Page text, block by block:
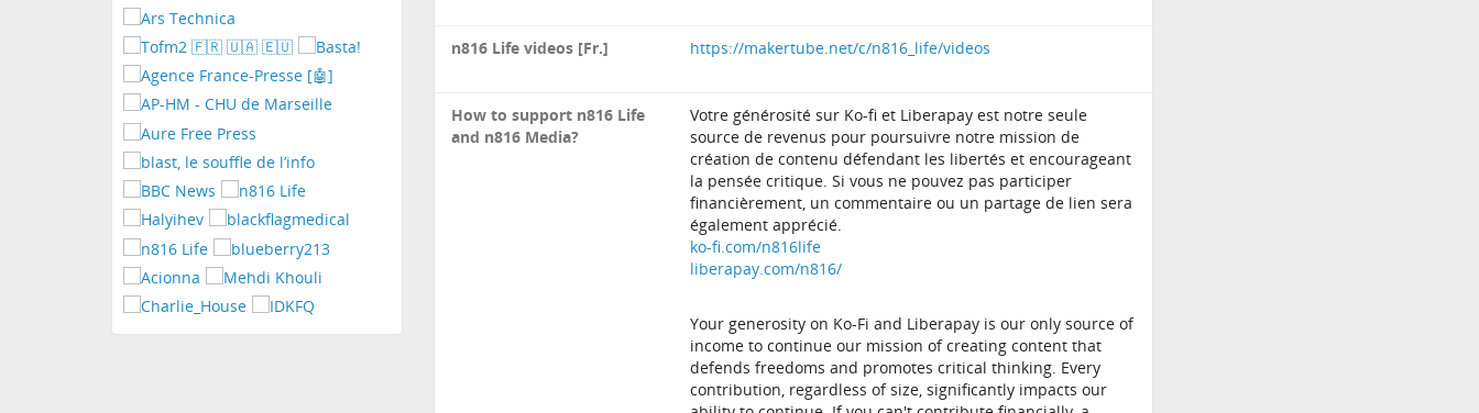
n816 Life videos [Fr.] https://makertube.net/c/n816_life/videos
How to support n816 Life
and n816 Media?
Votre générosité sur Ko-fi et Liberapay est notre seule
source de revenus pour poursuivre notre mission de
création de contenu défendant les libertés et encourageant
la pensée critique. Si vous ne pouvez pas participer
financièrement, un commentaire ou un partage de lien sera
également apprécié.
ko-fi.com/n816life
liberapay.com/n816/
Your generosity on Ko-Fi and Liberapay is our only source of
income to continue our mission of creating content that
defends freedoms and promotes critical thinking. Every
contribution, regardless of size, significantly impacts our